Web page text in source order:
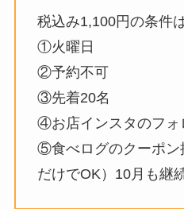
税込み1,100円の条件
①火曜日
②予約不可
③先着20名
④お店インスタのフォ
⑤食べログのクーポン
だけでOK）10月も継